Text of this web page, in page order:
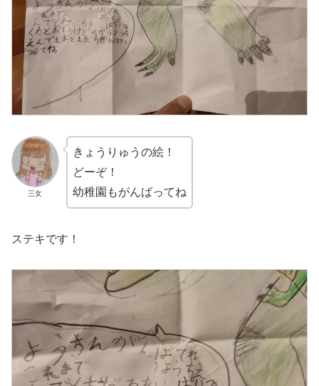
三女
きょうりゅうの絵！
どーぞ！
幼稚園もがんばってね
ステキです！